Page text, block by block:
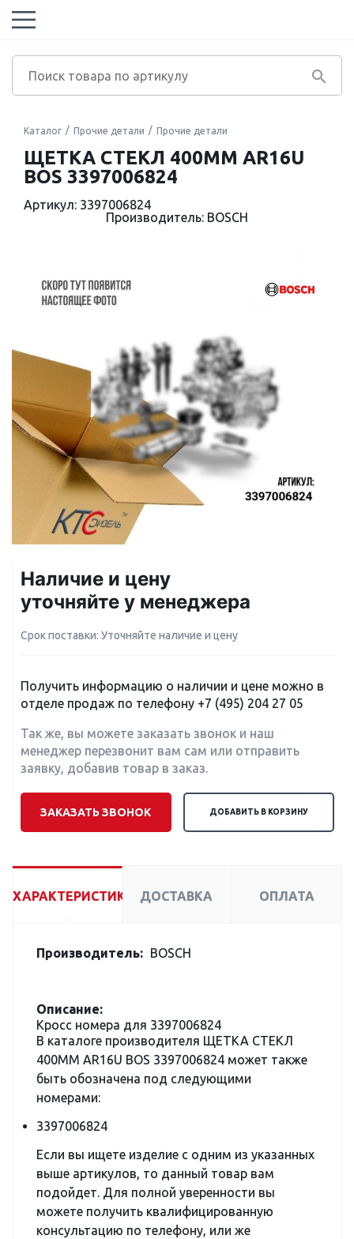
Каталог Прочие детали Прочие детали
ЩЕТКА СТЕКЛ 400ММ AR16U
BOS 3397006824
Артикул: 3397006824
Производитель: BOSCH
Наличие и цену
уточняйте у менеджера
Срок поставки: Уточняйте наличие и цену
Получить информацию о наличии и цене можно в
отделе продаж по телефону +7 (495) 204 27 05
Так же, вы можете заказать звонок и наш
менеджер перезвонит вам сам или отправить
заявку, добавив товар в заказ.
ЗАКАЗАТЬ ЗВОНОК ДОБАВИТЬ В КОРЗИНУ
ХАРАКТЕРИСТИКИ ДОСТАВКА ОПЛАТА
Производитель: BOSCH
Описание:
Кросс номера для 3397006824
В каталоге производителя ЩЕТКА СТЕКЛ
400ММ AR16U BOS 3397006824 может также
быть обозначена под следующими
номерами:
3397006824
Если вы ищете изделие с одним из указанных
выше артикулов, то данный товар вам
подойдет. Для полной уверенности вы
можете получить квалифицированную
консультацию по телефону, или же